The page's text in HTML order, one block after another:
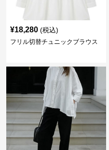
¥18,280 (税込)
フリル切替チュニックブラウス